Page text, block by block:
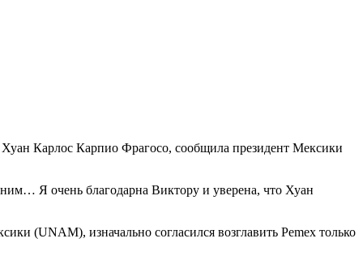
Хуан Карлос Карпио Фрагосо, сообщила президент Мексики
ним… Я очень благодарна Виктору и уверена, что Хуан
(UNAM), изначально согласился возглавить Pemex только